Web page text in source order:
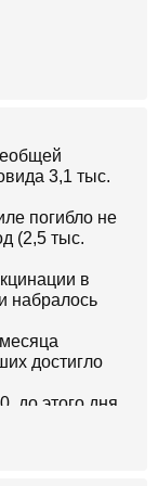
3,1 тыс.
погибло не
(2,5 тыс.
в
набралось
достигло
до этого дня
погибло уже